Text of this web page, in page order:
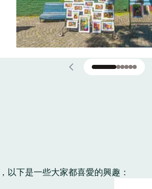
以下是一些大家都喜愛的興趣：